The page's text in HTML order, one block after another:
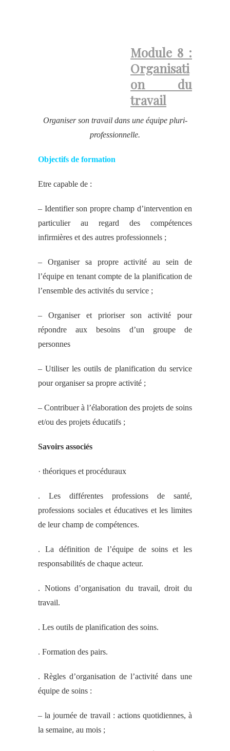
Module 8 :
Organisati
on du
travail
Organiser son travail dans une équipe pluri-
professionnelle.
Objectifs de formation
Etre capable de :
– Identifier son propre champ d’intervention en
particulier au regard des compétences
infirmières et des autres professionnels ;
– Organiser sa propre activité au sein de
l’équipe en tenant compte de la planification de
l’ensemble des activités du service ;
– Organiser et prioriser son activité pour
répondre aux besoins d’un groupe de
personnes
– Utiliser les outils de planification du service
pour organiser sa propre activité ;
– Contribuer à l’élaboration des projets de soins
et/ou des projets éducatifs ;
Savoirs associés
· théoriques et procéduraux
. Les différentes professions de santé,
professions sociales et éducatives et les limites
de leur champ de compétences.
. La définition de l’équipe de soins et les
responsabilités de chaque acteur.
. Notions d’organisation du travail, droit du
travail.
. Les outils de planification des soins.
. Formation des pairs.
. Règles d’organisation de l’activité dans une
équipe de soins :
– la journée de travail : actions quotidiennes, à
la semaine, au mois ;